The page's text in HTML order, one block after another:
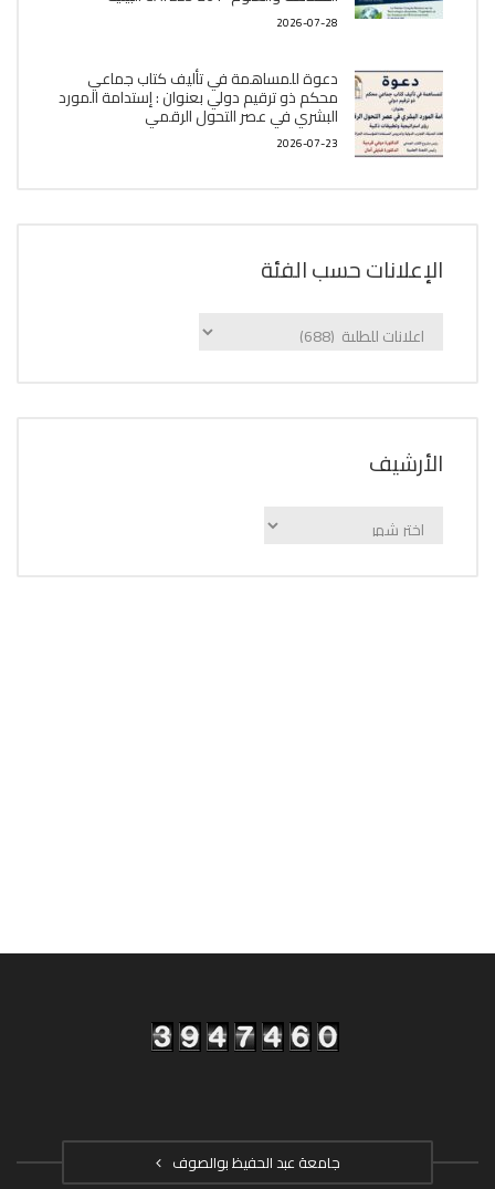
2026-07-28
دعوة للمساهمة في تأليف كتاب جماعي
محكم ذو ترقيم دولي بعنوان : إستدامة المورد
البشري في عصر التحول الرقمي
2026-07-23
الإعلانات حسب الفئة
الإعلانات
اﻷرشيف
اﻷرشيف
جامعة عبد الحفيظ بوالصوف